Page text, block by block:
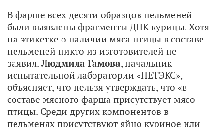
В фарше всех десяти образцов пельменей
были выявлены фрагменты ДНК курицы. Хотя
на этикетке о наличии мяса птицы в составе
пельменей никто из изготовителей не
заявил. Людмила Гамова, начальник
испытательной лаборатории «ПЕТЭКС»,
объясняет, что нельзя утверждать, что «в
составе мясного фарша присутствует мясо
птицы. Среди других компонентов в
пельменях присутствуют яйцо куриное или